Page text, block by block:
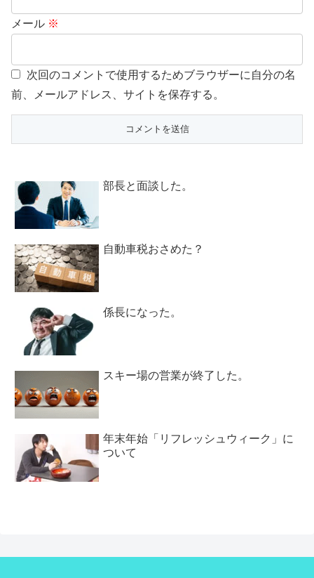
メール ※
次回のコメントで使用するためブラウザーに自分の名
前、メールアドレス、サイトを保存する。
部長と面談した。
自動車税おさめた？
係長になった。
スキー場の営業が終了した。
年末年始「リフレッシュウィーク」に
ついて